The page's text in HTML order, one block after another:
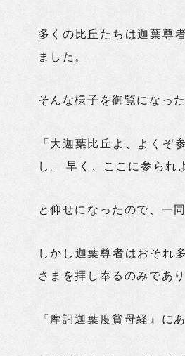
多くの比丘たちは迦葉尊
ました。
そんな様子を御覧になっ
「大迦葉比丘よ、よくぞ
し。 早く、ここに参られ
と仰せになったので、一
しかし迦葉尊者はおそれ
さまを拝し奉るのみであ
『摩訶迦葉度貧母経』に